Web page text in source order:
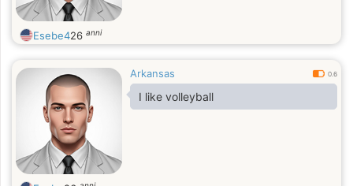
Esebe426 anni
Arkansas 0.6
I like volleyball